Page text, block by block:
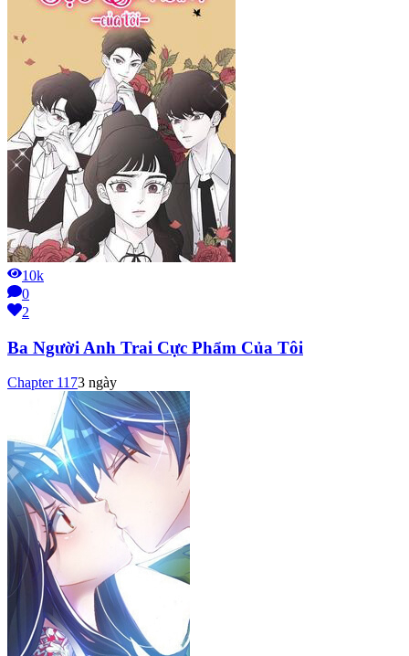
10k
0
2
Ba Người Anh Trai Cực Phẩm Của Tôi
Chapter 1173 ngày